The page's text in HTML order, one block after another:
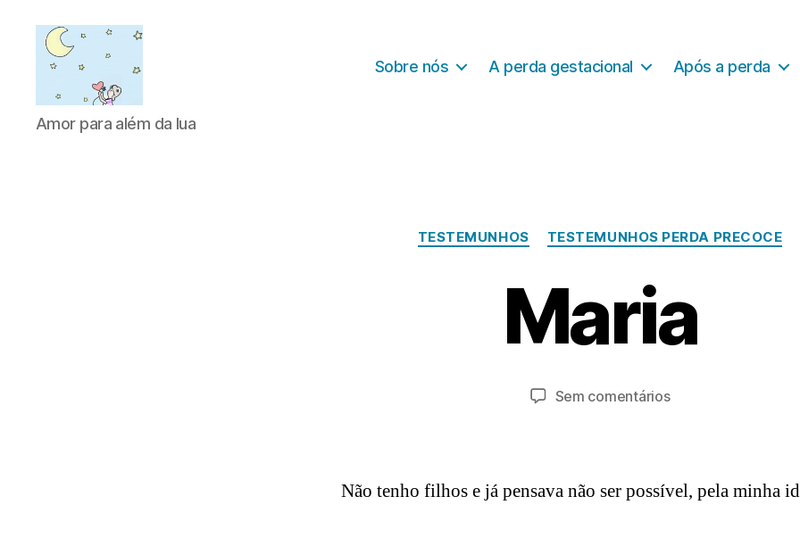
Amor
para
Amor para além da lua
Sobre nós A perda gestacional Após a perda
Categorias
TESTEMUNHOS TESTEMUNHOS PERDA PRECOCE
Maria
Autor
o
a
d
Data
N
v
e
o
Sem comentáriosem
Não tenho filhos e já pensava não ser possível, pela minha